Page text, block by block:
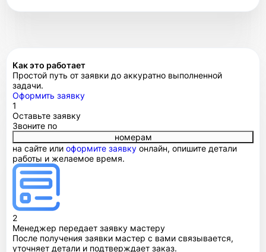
Как это работает
Простой путь от заявки до аккуратно выполненной
задачи.
Оформить заявку
1
Оставьте заявку
Звоните по
номерам
на сайте или оформите заявку онлайн, опишите детали
работы и желаемое время.
2
Менеджер передает заявку мастеру
После получения заявки мастер с вами связывается,
уточняет детали и подтверждает заказ.